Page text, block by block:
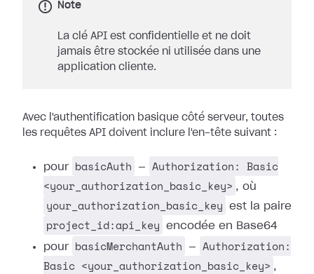
Note
La clé API est confidentielle et ne doit
jamais être stockée ni utilisée dans une
application cliente.
Avec l'authentification basique côté serveur, toutes
les requêtes API doivent inclure l'en-tête suivant :
pour basicAuth —
Authorization: Basic
<your_authorization_basic_key> , où
your_authorization_basic_key est la paire
project_id:api_key
encodée en Base64
pour basicMerchantAuth —
Authorization:
Basic <your_authorization_basic_key> ,